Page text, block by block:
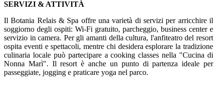
SERVIZI & ATTIVITÀ
Il Botania Relais & Spa offre una varietà di servizi per arricchire il
soggiorno degli ospiti: Wi-Fi gratuito, parcheggio, business center e
servizio in camera. Per gli amanti della cultura, l'anfiteatro del resort
ospita eventi e spettacoli, mentre chi desidera esplorare la tradizione
culinaria locale può partecipare a cooking classes nella "Cucina di
Nonna Marì". Il resort è anche un punto di partenza ideale per
passeggiate, jogging e praticare yoga nel parco.